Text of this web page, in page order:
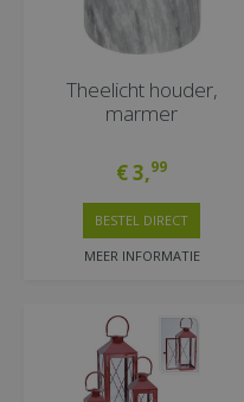
Theelicht houder,
marmer
€3,99
MEER INFORMATIE
BESTEL DIRECT